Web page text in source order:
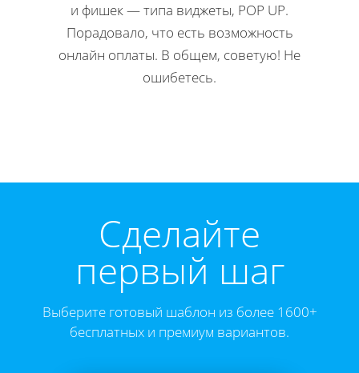
и фишек — типа виджеты, POP UP.
Порадовало, что есть возможность
онлайн оплаты. В общем, советую! Не
ошибетесь.
Cделайте
первый шаг
Выберите готовый шаблон из более 1600+
бесплатных и премиум вариантов.